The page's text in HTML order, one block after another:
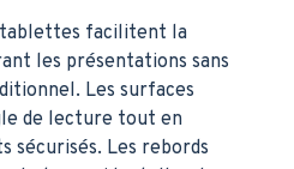
facilitent la
les présentations sans
Les surfaces
de lecture tout en
sécurisés. Les rebords